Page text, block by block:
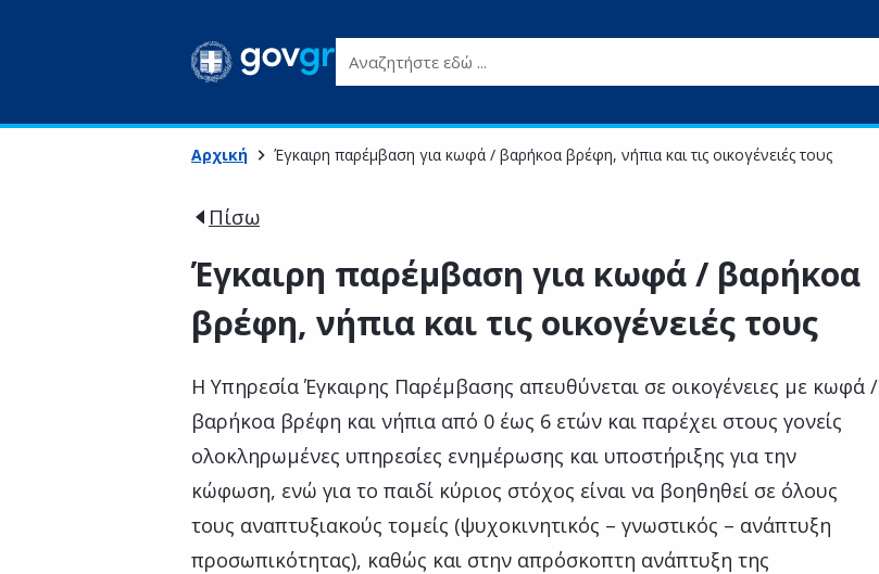
Αναζητήστε εδώ ...
Αρχική Έγκαιρη παρέμβαση για κωφά / βαρήκοα βρέφη, νήπια και τις οικογένειές τους
Πίσω
Έγκαιρη παρέμβαση για κωφά / βαρήκοα
βρέφη, νήπια και τις οικογένειές τους
Η Υπηρεσία Έγκαιρης Παρέμβασης απευθύνεται σε οικογένειες με κωφά /
βαρήκοα βρέφη και νήπια από 0 έως 6 ετών και παρέχει στους γονείς
ολοκληρωμένες υπηρεσίες ενημέρωσης και υποστήριξης για την
κώφωση, ενώ για το παιδί κύριος στόχος είναι να βοηθηθεί σε όλους
τους αναπτυξιακούς τομείς (ψυχοκινητικός – γνωστικός – ανάπτυξη
προσωπικότητας), καθώς και στην απρόσκοπτη ανάπτυξη της